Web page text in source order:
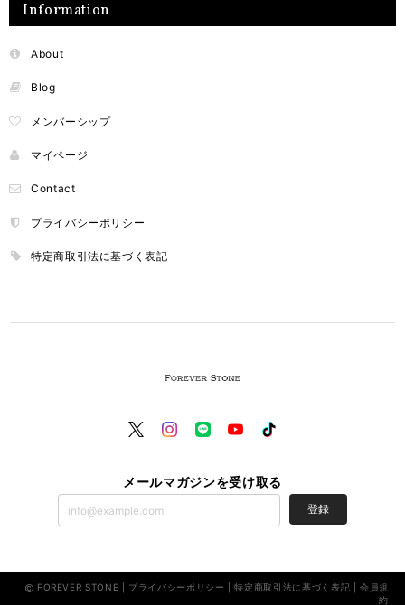
Information
About
Blog
メンバーシップ
マイページ
Contact
プライバシーポリシー
特定商取引法に基づく表記
メールマガジンを受け取る
登録
FOREVER STONE | プライバシーポリシー |特定商取引法に基づく表記 |会員規
約